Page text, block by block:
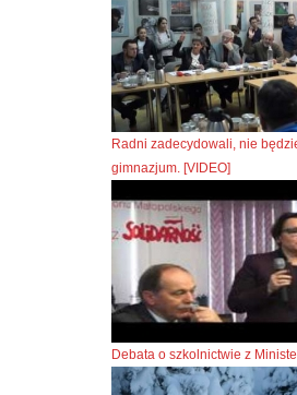
Radni zadecydowali, nie
gimnazjum. [VIDEO]
Debata o szkolnictwie z